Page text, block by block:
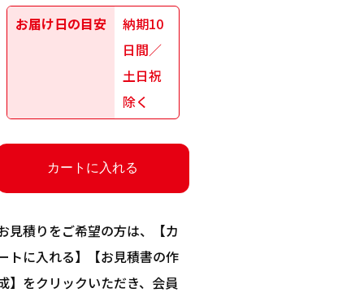
お届け日の目安
納期10
日間／
土日祝
除く
見積りをご希望の方は、【カ
トに入れる】【お見積書の作
】をクリックいただき、会員